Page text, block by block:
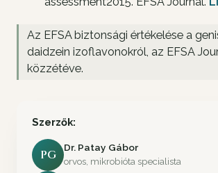
Az EFSA biztonsági értékelése a
daidzein izoflavonokról, az EFSA
közzétéve.
Szerzők:
PG
Dr. Patay Gábor
orvos, mikrobióta specialista